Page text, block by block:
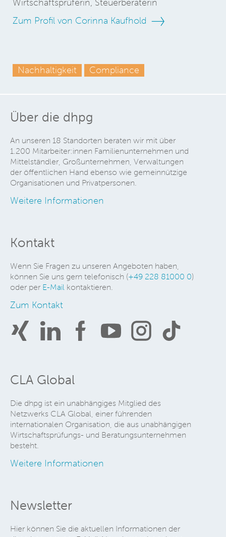
Wirtschaftsprüferin, Steuerberaterin
Zum Profil von Corinna Kaufhold
Nachhaltigkeit Compliance
Über die dhpg
An unseren 18 Standorten beraten wir mit über
1.200 Mitarbeiter:innen Familienunternehmen und
Mittelständler, Großunternehmen, Verwaltungen
der öffentlichen Hand ebenso wie gemeinnützige
Organisationen und Privatpersonen.
Weitere Informationen
Kontakt
Wenn Sie Fragen zu unseren Angeboten haben,
können Sie uns gern telefonisch (+49 228 81000 0)
oder per E-Mail kontaktieren.
Zum Kontakt
CLA Global
Die dhpg ist ein unabhängiges Mitglied des
Netzwerks CLA Global, einer führenden
internationalen Organisation, die aus unabhängigen
Wirtschaftsprüfungs- und Beratungsunternehmen
besteht.
Weitere Informationen
Newsletter
Hier können Sie die aktuellen Informationen der